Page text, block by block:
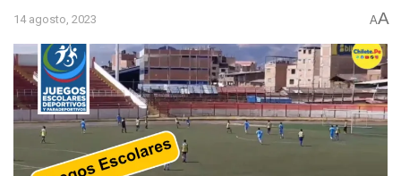
14 agosto, 2023 AA